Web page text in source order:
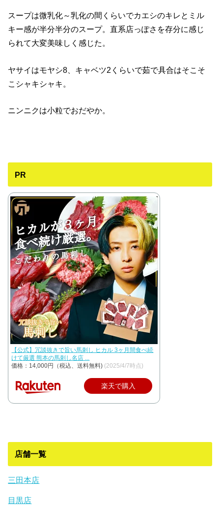
スープは微乳化～乳化の間くらいでカエシのキレとミル
キー感が半分半分のスープ。直系店っぽさを存分に感じ
られて大変美味しく感じた。
ヤサイはモヤシ8、キャベツ2くらいで茹で具合はそこそ
こシャキシャキ。
ニンニクは小粒でおだやか。
PR
【公式】冗談抜きで旨い馬刺し ヒカル 3ヶ月間食べ続
けて厳選 熊本の馬刺し名店 ...
価格：14,000円（税込、送料無料) (2025/4/7時点)
楽天で購入
店舗一覧
三田本店
目黒店